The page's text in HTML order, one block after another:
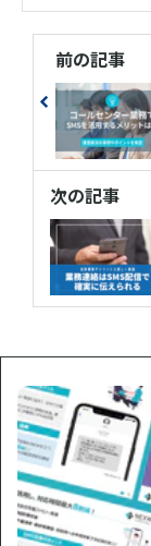
前の記事
次の記事